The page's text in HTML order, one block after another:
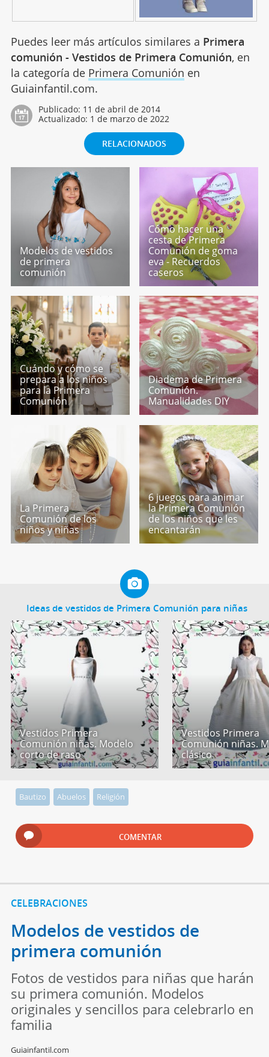
Puedes leer más artículos similares a Primera
comunión - Vestidos de Primera Comunión, en
la categoría de Primera Comunión en
Guiainfantil.com.
Publicado: 11 de abril de 2014
Actualizado: 1 de marzo de 2022
RELACIONADOS
Modelos de vestidos
de primera
comunión
Cómo hacer una
cesta de Primera
Comunión de goma
eva - Recuerdos
caseros
Cuándo y cómo se
prepara a los niños
para la Primera
Comunión
Diadema de Primera
Comunión.
Manualidades DIY
La Primera
Comunión de los
niños y niñas
6 juegos para animar
la Primera Comunión
de los niños que les
encantarán
Ideas de vestidos de Primera Comunión para niñas
Vestidos Primera
Comunión niñas. Modelo
corto de raso
Vestidos Primera
Comunión niñas.
clásico
Bautizo Abuelos Religión
COMENTAR
CELEBRACIONES
Modelos de vestidos de
primera comunión
Fotos de vestidos para niñas que harán
su primera comunión. Modelos
originales y sencillos para celebrarlo en
familia
Guiainfantil.com